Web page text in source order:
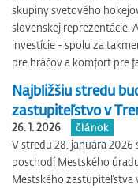
skupiny svetového
slovenskej reprezentácie.
investície - spolu za
pre hráčov a komfort pre
Najbližšiu stredu
zastupiteľstvo v
26. 1. 2026 článok
V stredu 28. januára 2026
poschodí Mestského
Mestského zastupiteľstva